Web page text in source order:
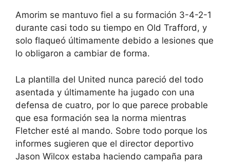
Amorim se mantuvo fiel a su formación 3-4-2-1
durante casi todo su tiempo en Old Trafford, y
solo flaqueó últimamente debido a lesiones que
lo obligaron a cambiar de forma.
La plantilla del United nunca pareció del todo
asentada y últimamente ha jugado con una
defensa de cuatro, por lo que parece probable
que esa formación sea la norma mientras
Fletcher esté al mando. Sobre todo porque los
informes sugieren que el director deportivo
Jason Wilcox estaba haciendo campaña para